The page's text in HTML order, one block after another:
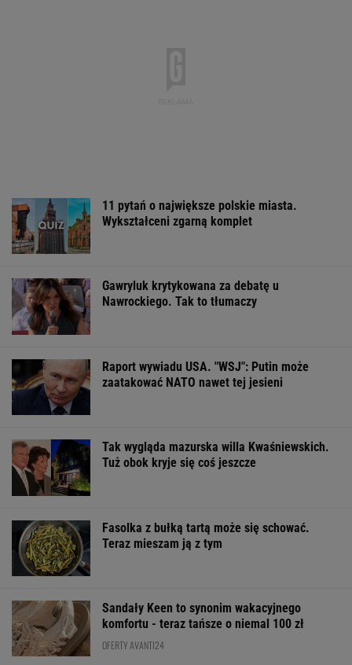
11 pytań o największe polskie miasta.
Wykształceni zgarną komplet
Gawryluk krytykowana za debatę u
Nawrockiego. Tak to tłumaczy
Raport wywiadu USA. "WSJ": Putin może
zaatakować NATO nawet tej jesieni
Tak wygląda mazurska willa Kwaśniewskich.
Tuż obok kryje się coś jeszcze
Fasolka z bułką tartą może się schować.
Teraz mieszam ją z tym
Sandały Keen to synonim wakacyjnego
komfortu - teraz tańsze o niemal 100 zł
OFERTY AVANTI24